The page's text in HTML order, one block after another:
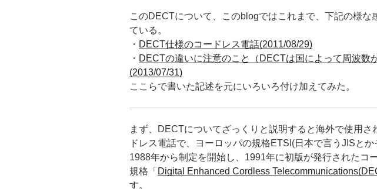
このDECTについて、このblogではこれまで、下記の様な
ている。
・ DECT仕様のコードレス電話(2011/08/29)
・ DECTの違いに注意のこと（DECTは国によって周波数
(2013/07/31)
ここらで書いた記述を元にいろいろ付け加えてみた。
まず、DECTについてざっくりと説明すると海外で使用さ
ドレス電話で、ヨーロッパの規格ETSI(日本で言うJISと
1988年から制定を開始し、1991年に初版が発行されたコ
規格「 Digital Enhanced Cordless
す。